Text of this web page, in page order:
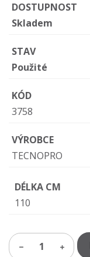
DOSTUPNOST
Skladem
STAV
Použité
KÓD
3758
VÝROBCE
TECNOPRO
DÉLKA CM
110
1